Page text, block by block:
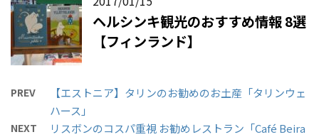
ヘルシンキ観光のおすすめ情報 8選
【フィンランド】
PREV
【エストニア】タリンのお勧めのお土産「タリンウェ
ハース」
NEXT
リスボンのコスパ重視 お勧めレストラン「Café Beira